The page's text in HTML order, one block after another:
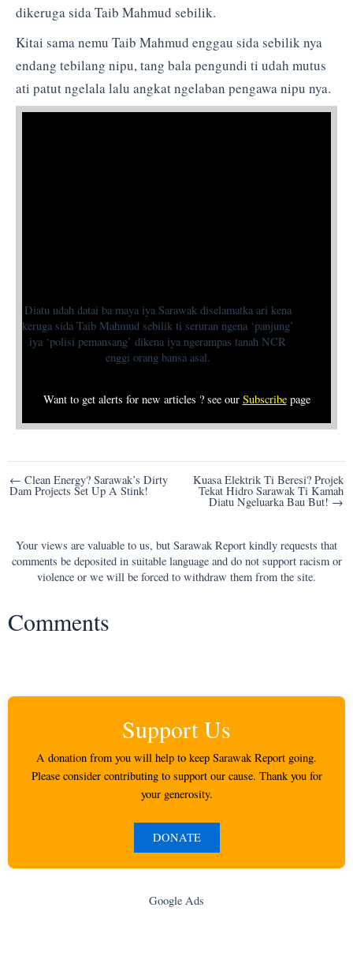
dikeruga sida Taib Mahmud sebilik.
Kitai sama nemu Taib Mahmud enggau sida sebilik nya
endang tebilang nipu, tang bala pengundi ti udah mutus
ati patut ngelala lalu angkat ngelaban pengawa nipu nya.
Diatu udah datai ba maya iya Sarawak diselamatka ari kena
keruga sida Taib Mahmud sebilik ti seruran ngena ‘panjung’
iya ‘polisi pemansang’ dikena iya ngerampas tanah NCR
enggi orang bansa asal.
Want to get alerts for new articles ? see our Subscribepage
Post
navigation
← Clean Energy? Sarawak’s Dirty
Dam Projects Set Up A Stink!
Kuasa Elektrik Ti Beresi? Projek
Tekat Hidro Sarawak Ti Kamah
Diatu Ngeluarka Bau But! →
Your views are valuable to us, but Sarawak Report kindly requests that
comments be deposited in suitable language and do not support racism or
violence or we will be forced to withdraw them from the site.
Comments
Support Us
A donation from you will help to keep Sarawak Report going.
Please consider contributing to support our cause. Thank you for
your generosity.
DONATE
Google Ads